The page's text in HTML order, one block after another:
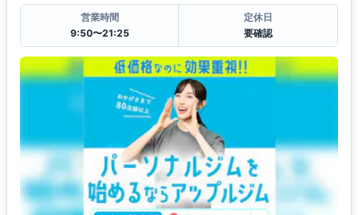
営業時間
9:50〜21:25
定休日
要確認